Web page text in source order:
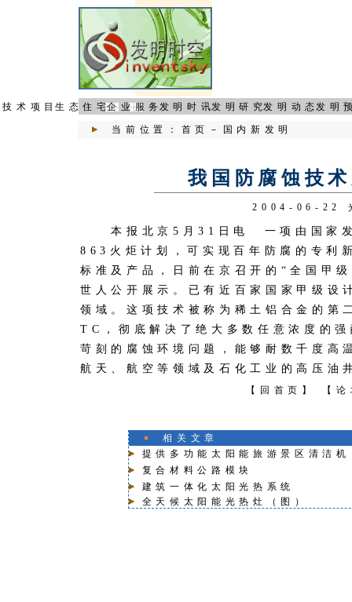
术项目生态住宅企业服务发明时讯发明研究发明动态发明
当前位置： 首页 － 国内新发明
我国防腐蚀技
2004-06-22
本报北京5月31日电 一项由国家发
863火炬计划，可实现百年防腐的专利
标准及产品，日前在京召开的“全国甲
世人公开展示。已有近百家国家甲级设
领域。这项技术被称为稀土铝合金的
TC，彻底解决了绝大多数任意浓度的
苛刻的腐蚀环境问题，能够耐数千度高
航天、航空等领域及石化工业的高压油
【 回首页 】 【 论
相关文章
提供多功能太阳能旅游景区清洁机
复合材料公路模块
建筑一体化太阳光热系统
全天候太阳能光热灶
（图）